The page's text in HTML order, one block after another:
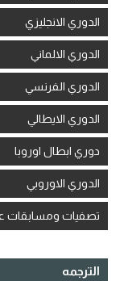
الدوري الانجليزي
الدوري الالماني
الدوري الفرنسي
الدوري الايطالي
دوري ابطال اوروبا
الدوري الاوروبي
تصفيات ومسابقات
الترجمه